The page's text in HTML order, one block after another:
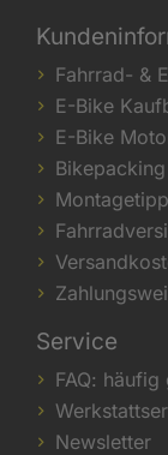
Fahrrad- &
E-Bike
E-Bike
Bikepacking
Service
FAQ: häufig
Newsletter